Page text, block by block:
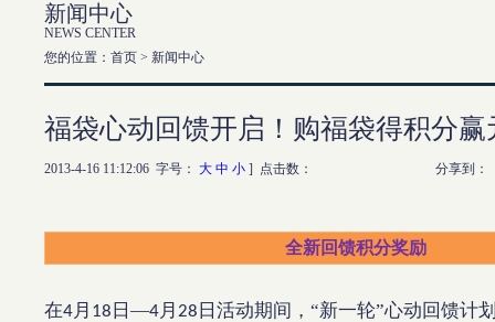
新闻中心
NEWS CENTER
您的位置：首页 > 新闻中心
福袋心动回馈开启！购福袋得积分赢
2013-4-16 11:12:06 字号： 大 中 小 ] 点击数： 分享到：
全新回馈积分奖励
在4月 18 日—4月 28 日活动期间，“新一轮”心动回馈计